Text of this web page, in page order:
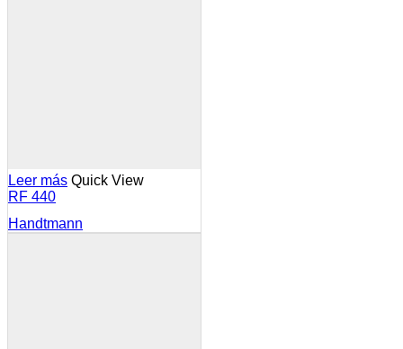
Leer más Quick View
RF 440
Handtmann